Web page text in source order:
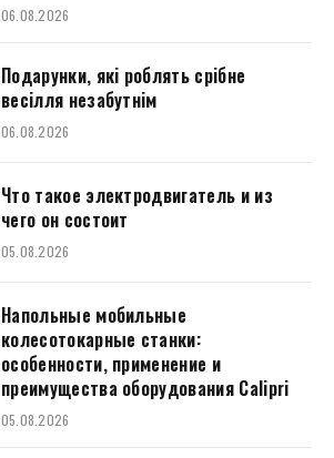
06.08.2026
Подарунки, які роблять срібне
весілля незабутнім
06.08.2026
Что такое электродвигатель и из
чего он состоит
05.08.2026
Напольные мобильные
колесотокарные станки:
особенности, применение и
преимущества оборудования Calipri
05.08.2026